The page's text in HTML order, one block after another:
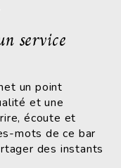
service
un point
et une
écoute et
mots de ce bar
des instants